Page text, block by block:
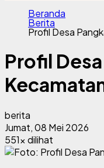
Beranda
Berita
Profil Desa
Profil
berita
Jumat, 08 Mei 2026
551x dilihat